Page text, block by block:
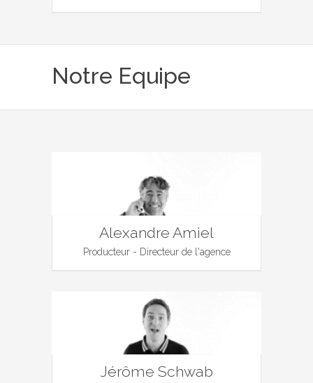
Notre Equipe
Alexandre Amiel
Producteur - Directeur de l'agence
Jérôme Schwab